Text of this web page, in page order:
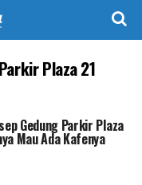
Plaza 21
Gedung Parkir Plaza
Mau Ada Kafenya